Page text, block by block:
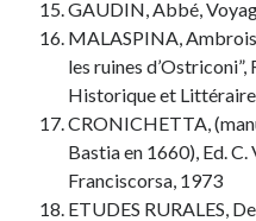
GAUDIN, Abbé,
MALASPINA,
les ruines d’Ostriconi”,
Historique et
CRONICHETTA,
Bastia en 1660), Ed. C.
Franciscorsa, 1973
ETUDES RURALES,